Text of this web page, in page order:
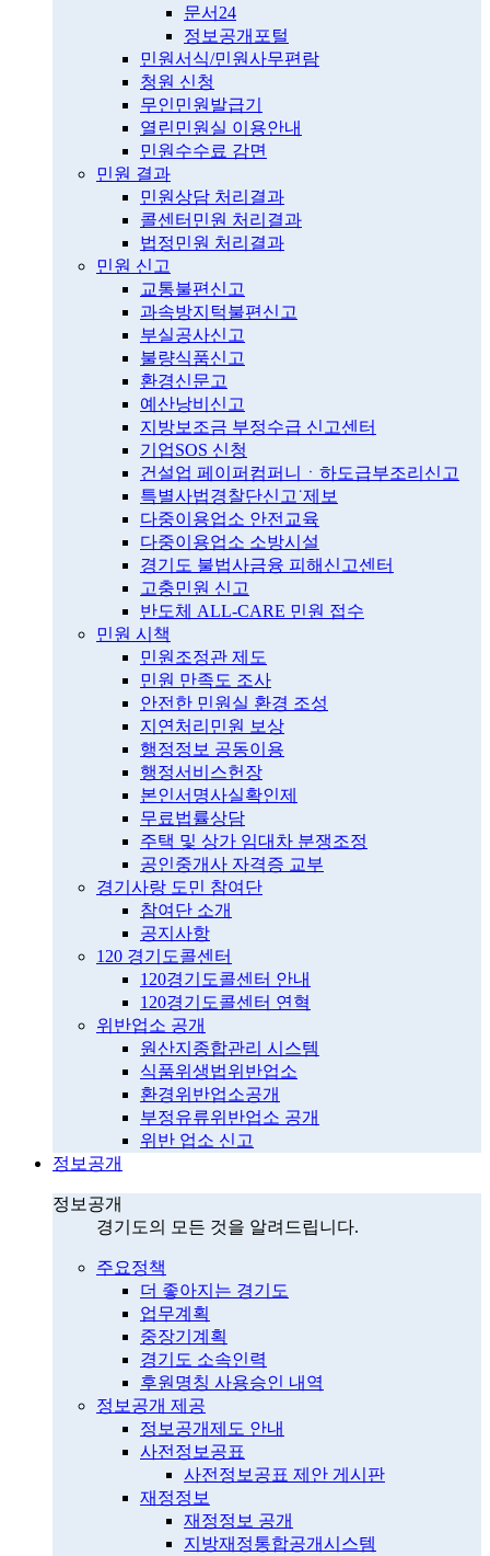
문서24
정보공개포털
민원서식/민원사무편람
청원 신청
무인민원발급기
열린민원실 이용안내
민원수수료 감면
민원 결과
민원상담 처리결과
콜센터민원 처리결과
법정민원 처리결과
민원 신고
교통불편신고
과속방지턱불편신고
부실공사신고
불량식품신고
환경신문고
예산낭비신고
지방보조금 부정수급 신고센터
기업SOS 신청
건설업 페이퍼컴퍼니ㆍ하도급부조리신고
특별사법경찰단신고˙제보
다중이용업소 안전교육
다중이용업소 소방시설
경기도 불법사금융 피해신고센터
고충민원 신고
반도체 ALL-CARE 민원 접수
민원 시책
민원조정관 제도
민원 만족도 조사
안전한 민원실 환경 조성
지연처리민원 보상
행정정보 공동이용
행정서비스헌장
본인서명사실확인제
무료법률상담
주택 및 상가 임대차 분쟁조정
공인중개사 자격증 교부
경기사랑 도민 참여단
참여단 소개
공지사항
120 경기도콜센터
120경기도콜센터 안내
120경기도콜센터 연혁
위반업소 공개
원산지종합관리 시스템
식품위생법위반업소
환경위반업소공개
부정유류위반업소 공개
위반 업소 신고
정보공개
정보공개
경기도의 모든 것을 알려드립니다.
주요정책
더 좋아지는 경기도
업무계획
중장기계획
경기도 소속인력
후원명칭 사용승인 내역
정보공개 제공
정보공개제도 안내
사전정보공표
사전정보공표 제안 게시판
재정정보
재정정보 공개
지방재정통합공개시스템